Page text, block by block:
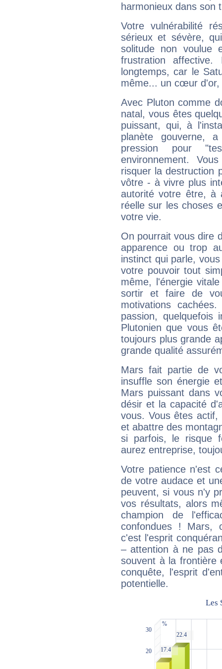
harmonieux dans son
Votre vulnérabilité
sérieux et sévère,
solitude non voulue
frustration
longtemps, car le
même... un cœur d'or,
Avec Pluton comme
natal, vous êtes
puissant, qui, à
planète gouverne,
pression pour
environnement.
risquer la destruction
vôtre - à vivre plus
autorité votre être, à
réelle sur les choses
votre vie.
On pourrait vous dire
apparence ou trop
instinct qui parle,
votre pouvoir tout
même, l'énergie
sortir et faire de
motivations
passion, quelquefois
Plutonien que vous
toujours plus grande
grande qualité
Mars fait partie de
insuffle son énergie
Mars puissant dans
désir et la capacité
vous. Vous êtes
et abattre des
si parfois, le risque
aurez entreprise,
Votre patience n'est
de votre audace et
peuvent, si vous n'y
vos résultats, alors
champion de
confondues ! Mars,
c'est l'esprit
– attention à ne pas
souvent à la frontière
conquête, l'esprit
potentielle.